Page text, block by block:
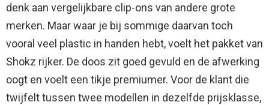
denk aan vergelijkbare clip-ons van andere grote
merken. Maar waar je bij sommige daarvan toch
vooral veel plastic in handen hebt, voelt het pakket van
Shokz rijker. De doos zit goed gevuld en de afwerking
oogt en voelt een tikje premiumer. Voor de klant die
twijfelt tussen twee modellen in dezelfde prijsklasse,